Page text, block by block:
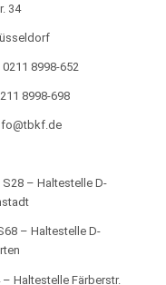
34
8998-652
8998-698
S28 – Haltestelle D-
– Haltestelle D-
– Haltestelle Färberstr.